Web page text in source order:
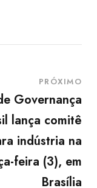
PRÓXIMO
Governança
lança comitê
indústria na
feira (3), em
Brasília